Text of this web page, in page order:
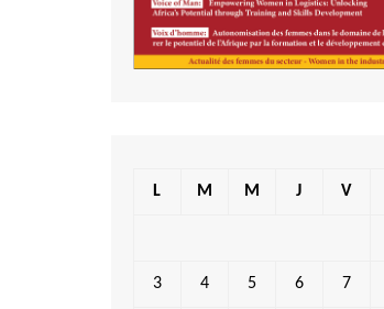
L M M J V
3 4 5 6 7